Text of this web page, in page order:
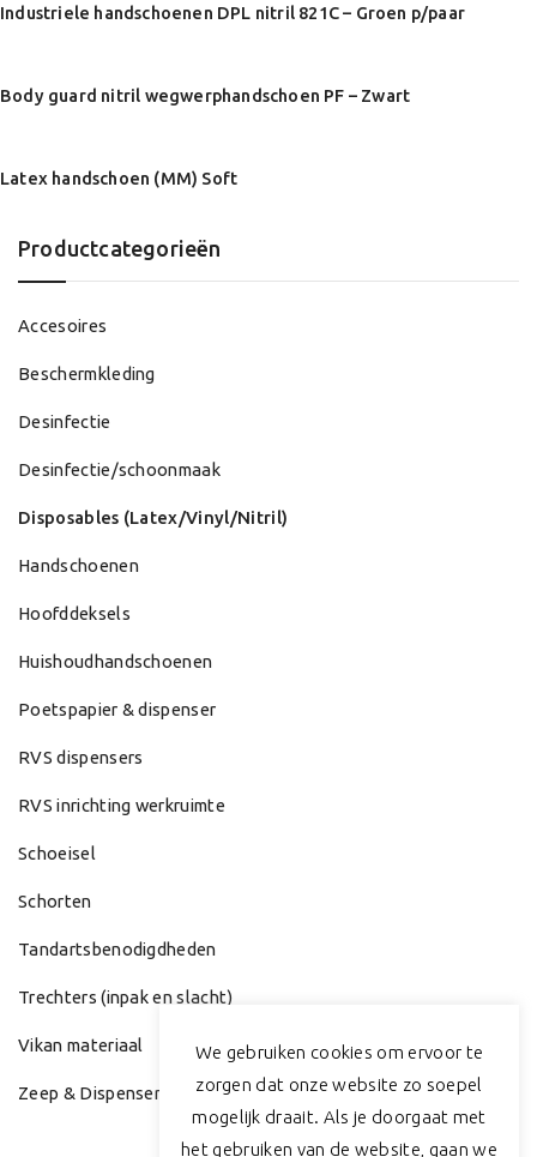
Productcategorieën
Accesoires
Beschermkleding
Desinfectie
Desinfectie/schoonmaak
Disposables (Latex/Vinyl/Nitril)
Handschoenen
Hoofddeksels
Huishoudhandschoenen
Poetspapier & dispenser
RVS dispensers
RVS inrichting werkruimte
Schoeisel
Schorten
Tandartsbenodigdheden
Trechters (inpak en slacht)
Vikan materiaal
Zeep & Dispenser
Industriele handschoenen DPL nitril 821C – Groen p/paar
Body guard nitril wegwerphandschoen PF – Zwart
Latex handschoen (MM) Soft
We gebruiken cookies om ervoor te
zorgen dat onze website zo soepel
mogelijk draait. Als je doorgaat met
het gebruiken van de website, gaan we